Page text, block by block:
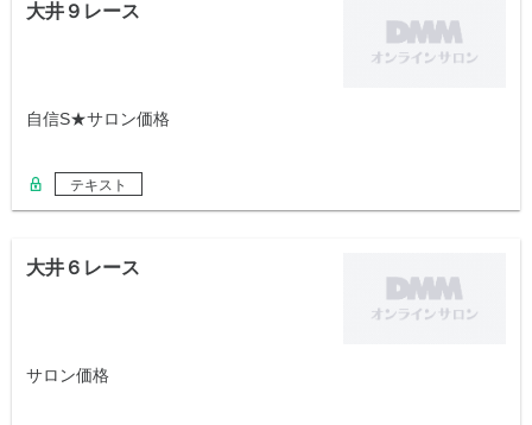
大井９レース
自信S★サロン価格
テキスト
大井６レース
サロン価格